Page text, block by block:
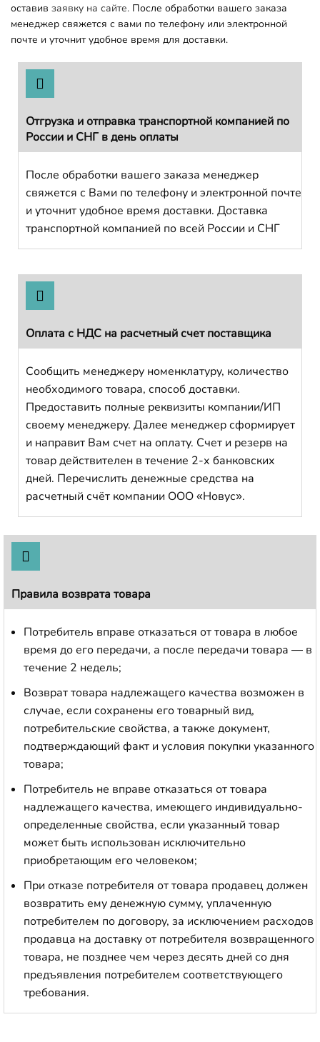
оставив заявку на сайте. После обработки вашего заказа
менеджер свяжется с вами по телефону или электронной
почте и уточнит удобное время для доставки.
Отгрузка и отправка транспортной компанией по
России и СНГ в день оплаты
После обработки вашего заказа менеджер
свяжется с Вами по телефону и электронной почте
и уточнит удобное время доставки. Доставка
транспортной компанией по всей России и СНГ
Оплата с НДС на расчетный счет поставщика
Сообщить менеджеру номенклатуру, количество
необходимого товара, способ доставки.
Предоставить полные реквизиты компании/ИП
своему менеджеру. Далее менеджер сформирует
и направит Вам счет на оплату. Счет и резерв на
товар действителен в течение 2-х банковских
дней. Перечислить денежные средства на
расчетный счёт компании ООО «Новус».
Правила возврата товара
Потребитель вправе отказаться от товара в любое
время до его передачи, а после передачи товара — в
течение 2 недель;
Возврат товара надлежащего качества возможен в
случае, если сохранены его товарный вид,
потребительские свойства, а также документ,
подтверждающий факт и условия покупки указанного
товара;
Потребитель не вправе отказаться от товара
надлежащего качества, имеющего индивидуально-
определенные свойства, если указанный товар
может быть использован исключительно
приобретающим его человеком;
При отказе потребителя от товара продавец должен
возвратить ему денежную сумму, уплаченную
потребителем по договору, за исключением расходов
продавца на доставку от потребителя возвращенного
товара, не позднее чем через десять дней со дня
предъявления потребителем соответствующего
требования.